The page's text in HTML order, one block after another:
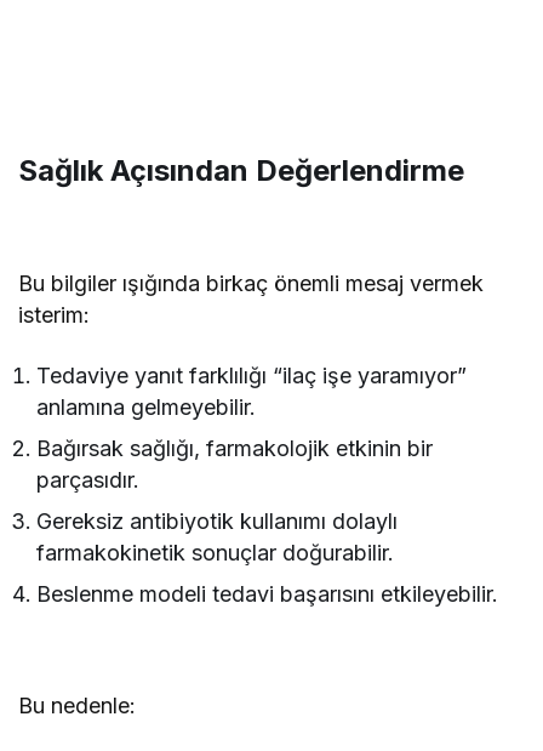
Sağlık Açısından Değerlendirme
Bu bilgiler ışığında birkaç önemli mesaj vermek
isterim:
Tedaviye yanıt farklılığı “ilaç işe yaramıyor”
anlamına gelmeyebilir.
Bağırsak sağlığı, farmakolojik etkinin bir
parçasıdır.
Gereksiz antibiyotik kullanımı dolaylı
farmakokinetik sonuçlar doğurabilir.
Beslenme modeli tedavi başarısını etkileyebilir.
Bu nedenle: